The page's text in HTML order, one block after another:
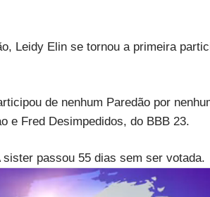
Leidy Elin se tornou a primeira
de nenhum Paredão por
e Fred Desimpedidos, do BBB 23.
passou 55 dias sem ser votada.